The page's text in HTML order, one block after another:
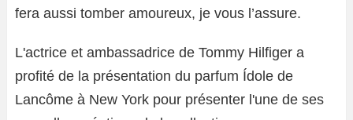
fera aussi tomber amoureux, je vous l’assure.
L'actrice et ambassadrice de Tommy Hilfiger a
profité de la présentation du parfum Ídole de
Lancôme à New York pour présenter l'une de ses